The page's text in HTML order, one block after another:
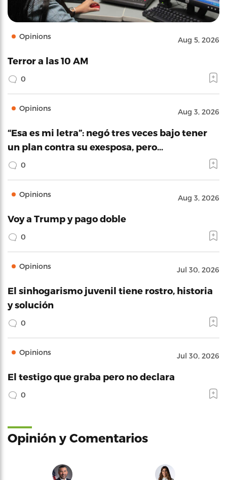
Opinions Aug 5, 2026
Terror a las 10 AM
0
Opinions Aug 3, 2026
“Esa es mi letra”: negó tres veces bajo tener
un plan contra su exesposa, pero…
0
Opinions Aug 3, 2026
Voy a Trump y pago doble
0
Opinions Jul 30, 2026
El sinhogarismo juvenil tiene rostro, historia
y solución
0
Opinions Jul 30, 2026
El testigo que graba pero no declara
0
Opinión y Comentarios